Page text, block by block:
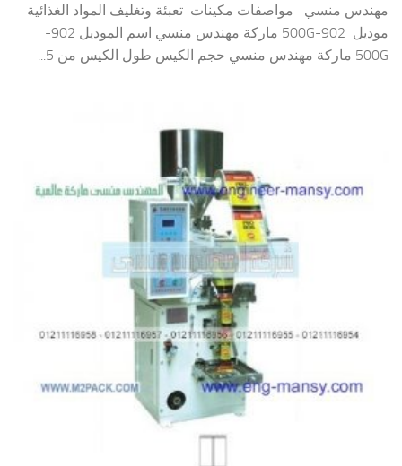
مهندس منسي مواصفات مكينات تعبئة وتغليف المواد الغذائية
موديل 902-500G ماركة مهندس منسي اسم الموديل 902-
500G ماركة مهندس منسي حجم الكيس طول الكيس من 5...